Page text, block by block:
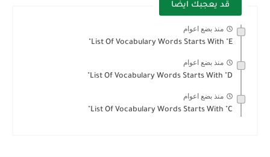
قد يعجبك ايضا
منذ بضع اعوام
List Of Vocabulary Words Starts With "E"
منذ بضع اعوام
List Of Vocabulary Words Starts With "D"
منذ بضع اعوام
List Of Vocabulary Words Starts With "C"